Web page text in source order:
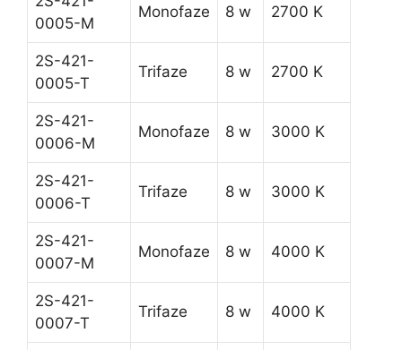
0005-M
Monofaze 8 w 2700 K
2S-421-
0005-T
Trifaze 8 w 2700 K
2S-421-
0006-M
Monofaze 8 w 3000 K
2S-421-
0006-T
Trifaze 8 w 3000 K
2S-421-
0007-M
Monofaze 8 w 4000 K
2S-421-
0007-T
Trifaze 8 w 4000 K